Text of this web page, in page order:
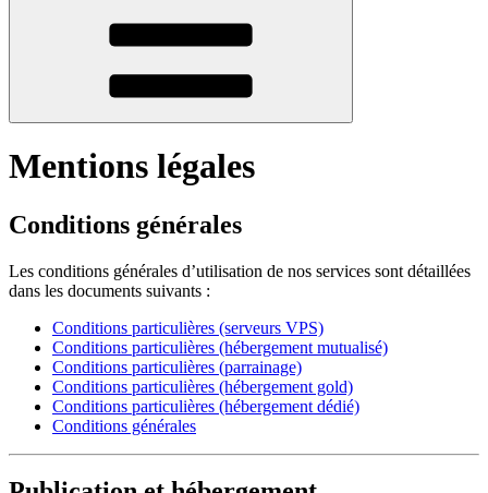
Mentions légales
Conditions générales
Les conditions générales d’utilisation de nos services sont détaillées
dans les documents suivants :
Conditions particulières (serveurs VPS)
Conditions particulières (hébergement mutualisé)
Conditions particulières (parrainage)
Conditions particulières (hébergement gold)
Conditions particulières (hébergement dédié)
Conditions générales